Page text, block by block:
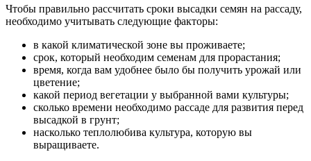
Чтобы правильно рассчитать сроки высадки семян на рассаду,
необходимо учитывать следующие факторы:
в какой климатической зоне вы проживаете;
срок, который необходим семенам для прорастания;
время, когда вам удобнее было бы получить урожай или
цветение;
какой период вегетации у выбранной вами культуры;
сколько времени необходимо рассаде для развития перед
высадкой в грунт;
насколько теплолюбива культура, которую вы
выращиваете.